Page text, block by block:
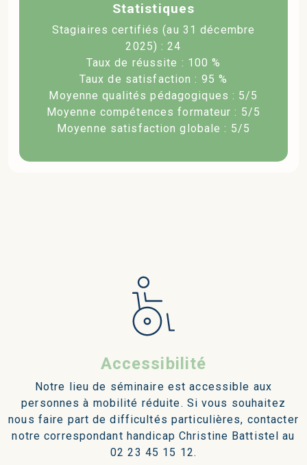
Statistiques
Stagiaires certifiés (au 31 décembre
2025) : 24
Taux de réussite : 100 %
Taux de satisfaction : 95 %
Moyenne qualités pédagogiques : 5/5
Moyenne compétences formateur : 5/5
Moyenne satisfaction globale : 5/5
Accessibilité
Notre lieu de séminaire est accessible aux
personnes à mobilité réduite. Si vous souhaitez
nous faire part de difficultés particulières, contacter
notre correspondant handicap Christine Battistel au
02 23 45 15 12.